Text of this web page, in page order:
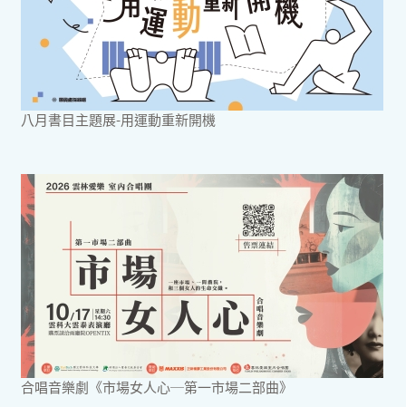
八月書目主題展-用運動重新開機
合唱音樂劇《市場女人心─第一市場二部曲》